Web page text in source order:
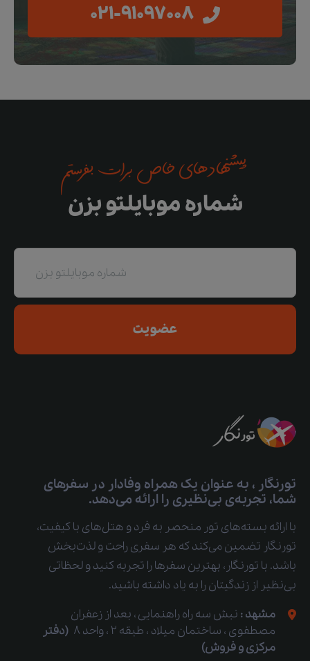
021-91097008
پیشنهادهای خاص برات بفرستم
شماره موبایلتو بزن
عضویت
تورنگار ، به عنوان یک همراه وفادار در سفرهای
شما، تجربه‌ی بی‌نظیری را ارائه می‌دهد.
با ارائه بسته‌های تور منحصر به فرد و هتل‌های با کیفیت،
تورنگار تضمین می‌کند که هر سفری راحت و لذت‌بخش
باشد. با تورنگار، بهترین سفرها را تجربه کنید و لحظاتی
بی‌نظیر از زندگیتان را به یاد داشته باشید.
مشهد : نبش سه راه راهنمایی ، بعد از زعفران
مصطفوی ، ساختمان میلاد ، طبقه 2 ، واحد 8
(دفتر
مرکزی و فروش)